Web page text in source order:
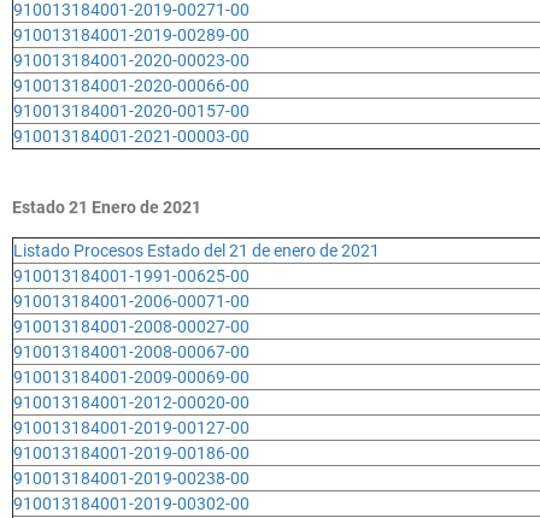
910013184001-2019-00271-00
910013184001-2019-00289-00
910013184001-2020-00023-00
910013184001-2020-00066-00
910013184001-2020-00157-00
910013184001-2021-00003-00
Estado 21 Enero de 2021
Listado Procesos Estado del 21 de enero de 2021
910013184001-1991-00625-00
910013184001-2006-00071-00
910013184001-2008-00027-00
910013184001-2008-00067-00
910013184001-2009-00069-00
910013184001-2012-00020-00
910013184001-2019-00127-00
910013184001-2019-00186-00
910013184001-2019-00238-00
910013184001-2019-00302-00